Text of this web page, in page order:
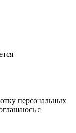
персональных
с